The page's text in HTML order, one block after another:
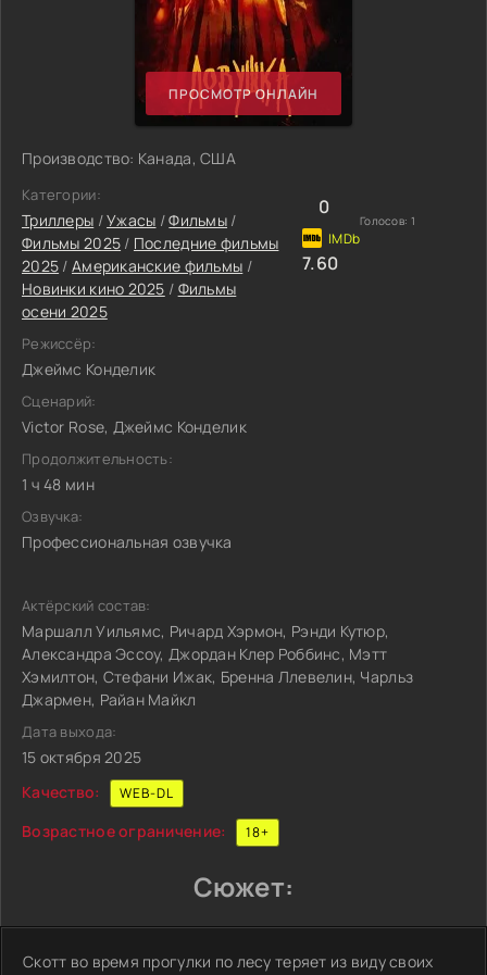
ПРОСМОТР ОНЛАЙН
Производство: Канада, США
Категории:
Триллеры /Ужасы /Фильмы /
Фильмы 2025 / Последние фильмы
2025 / Американские фильмы /
Новинки кино 2025 / Фильмы
осени 2025
Режиссёр:
Джеймс Конделик
Сценарий:
Victor Rose, Джеймс Конделик
Продолжительность:
1 ч 48 мин
Озвучка:
Профессиональная озвучка
0
Голосов: 1
7.60
Актёрский состав:
Маршалл Уильямс, Ричард Хэрмон, Рэнди Кутюр,
Александра Эссоу, Джордан Клер Роббинс, Мэтт
Хэмилтон, Стефани Ижак, Бренна Ллевелин, Чарльз
Джармен, Райан Майкл
Дата выхода:
15 октября 2025
Качество:
WEB-DL
Возрастное ограничение: 18+
Сюжет:
Скотт во время прогулки по лесу теряет из виду своих